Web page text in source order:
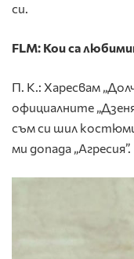
си.
FLM: Кои са
П. К.: Харесвам
официалните
съм си шил
ми допада „Агресия”.